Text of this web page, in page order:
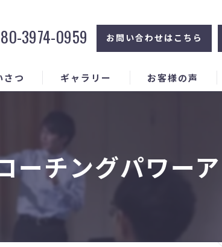
3974-0959 お問い合わせはこちら
さつ ギャラリー お客様の声
ーチングパワー